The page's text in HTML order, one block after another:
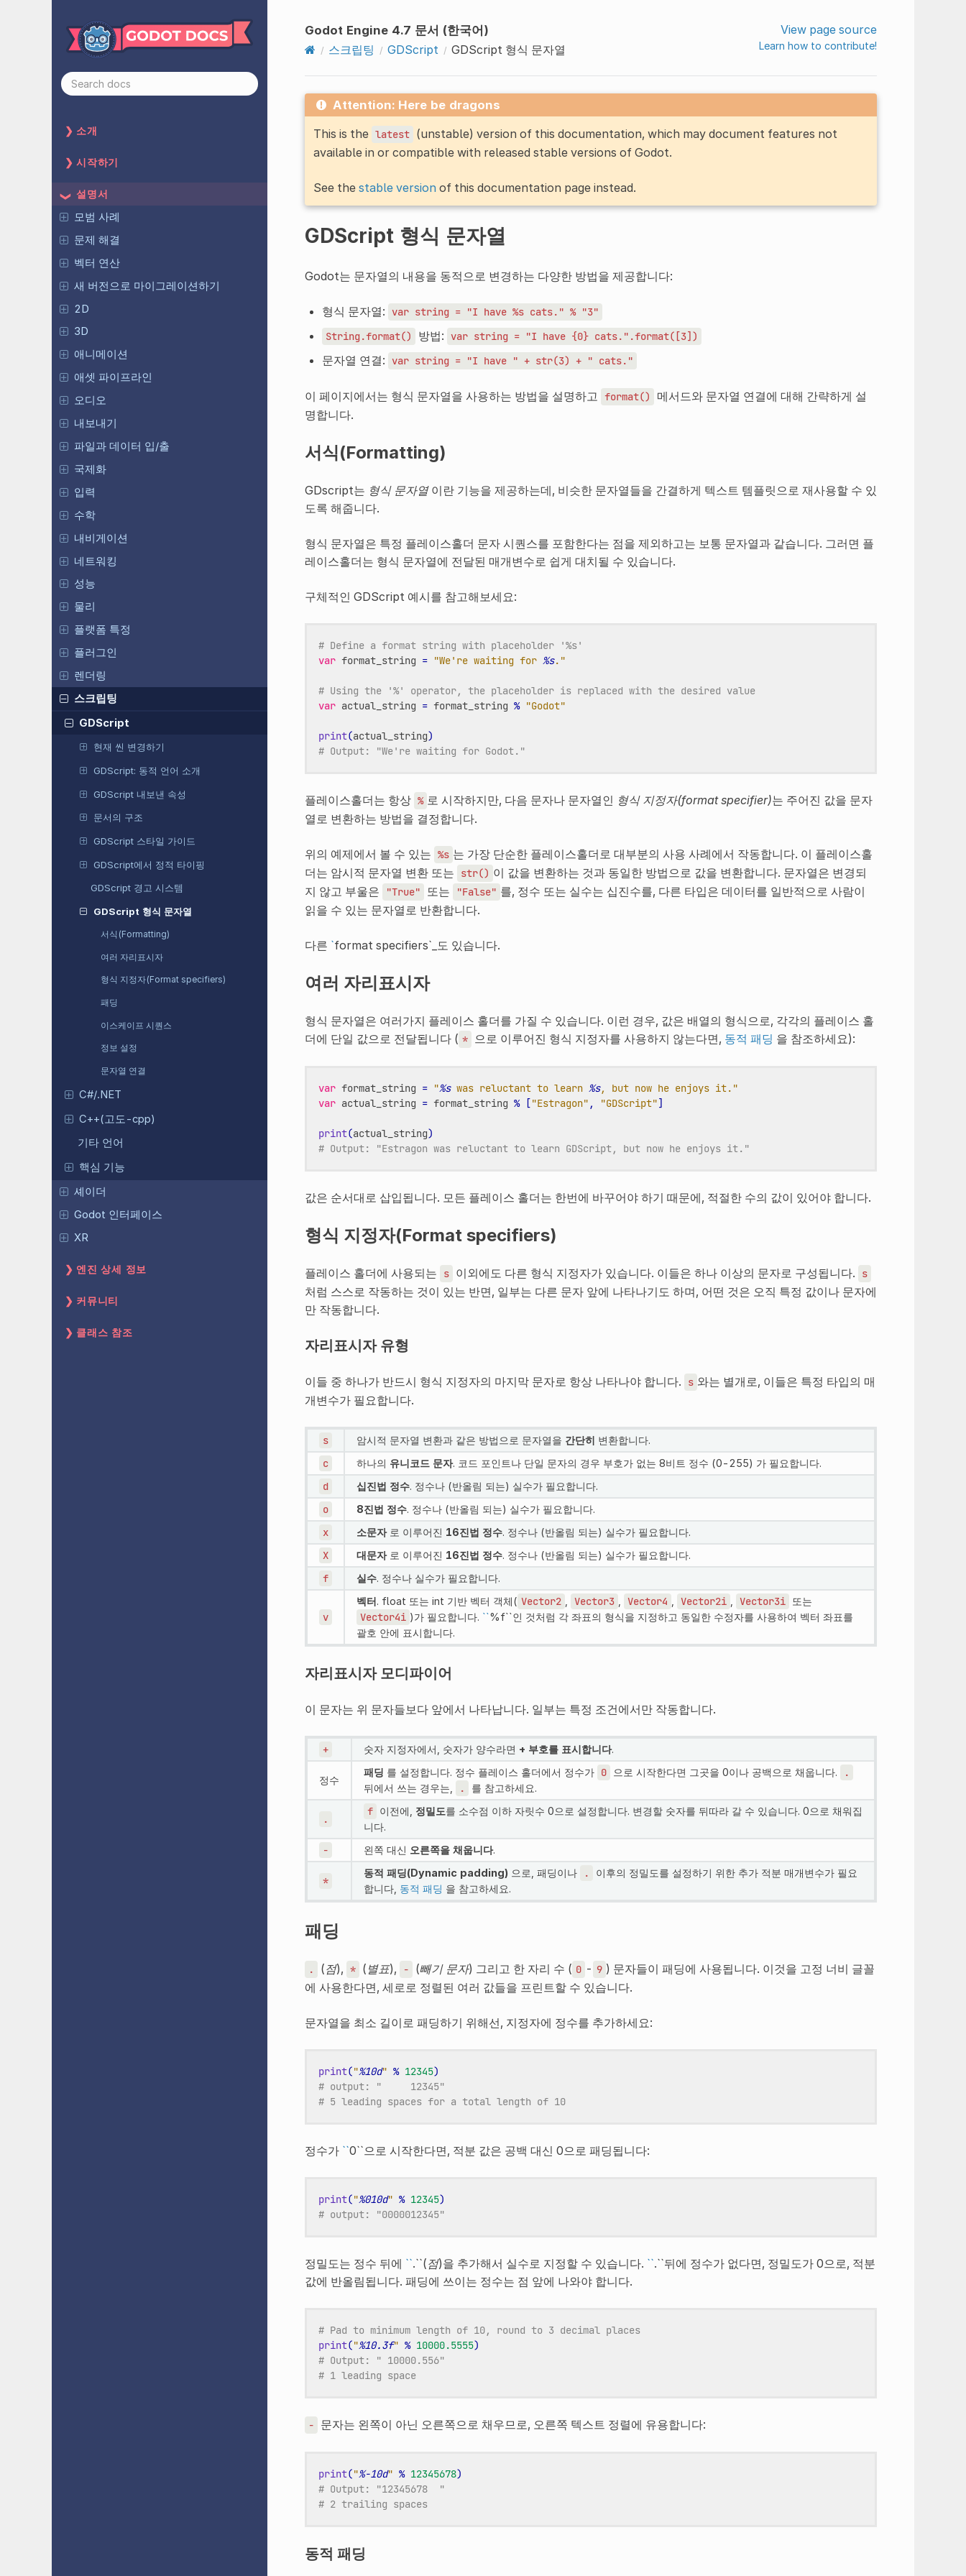
소개
시작하기
설명서
모범 사례
문제 해결
벡터 연산
새 버전으로 마이그레이션하기
2D
3D
애니메이션
애셋 파이프라인
오디오
내보내기
파일과 데이터 입/출
국제화
입력
수학
내비게이션
네트워킹
성능
물리
플랫폼 특정
플러그인
렌더링
스크립팅
GDScript
현재 씬 변경하기
GDScript: 동적 언어 소개
GDScript 내보낸 속성
문서의 구조
GDScript 스타일 가이드
GDScript에서 정적 타이핑
GDScript 경고 시스템
GDScript 형식 문자열
서식(Formatting)
여러 자리표시자
형식 지정자(Format specifiers)
패딩
이스케이프 시퀀스
정보 설정
문자열 연결
C#/.NET
C++(고도-cpp)
기타 언어
핵심 기능
셰이더
Godot 인터페이스
XR
엔진 상세 정보
커뮤니티
클래스 참조
Godot Engine 4.7 문서 (한국어)
스크립팅
GDScript GDScript 형식 문자열
View page source
Learn how to contribute!
Attention: Here be dragons
This is the latest (unstable) version of this documentation, which may document features not
available in or compatible with released stable versions of Godot.
See the stable versionof this documentation page instead.
GDScript 형식 문자열
Godot는 문자열의 내용을 동적으로 변경하는 다양한 방법을 제공합니다:
형식 문자열: var string = "I have %s cats." % "3"
String.format()
방법: var string = "I have {0} cats.".format([3])
문자열 연결: var string = "I have " + str(3) + " cats."
이 페이지에서는 형식 문자열을 사용하는 방법을 설명하고 format()
메서드와 문자열 연결에 대해 간략하게 설
명합니다.
서식(Formatting)
GDscript는 형식 문자열이란 기능을 제공하는데, 비슷한 문자열들을 간결하게 텍스트 템플릿으로 재사용할 수 있
도록 해줍니다.
형식 문자열은 특정 플레이스홀더 문자 시퀀스를 포함한다는 점을 제외하고는 보통 문자열과 같습니다. 그러면 플
레이스홀더는 형식 문자열에 전달된 매개변수로 쉽게 대치될 수 있습니다.
구체적인 GDScript 예시를 참고해보세요:
# Define a format string with placeholder '%s'
var format_string = "We're waiting for %s."
# Using the '%' operator, the placeholder is replaced with the desired value
var actual_string = format_string % "Godot"
print(actual_string)
# Output: "We're waiting for Godot."
플레이스홀더는 항상 % 로 시작하지만, 다음 문자나 문자열인 형식 지정자(format specifier)는 주어진 값을 문자
열로 변환하는 방법을 결정합니다.
위의 예제에서 볼 수 있는 %s 는 가장 단순한 플레이스홀더로 대부분의 사용 사례에서 작동합니다. 이 플레이스홀
더는 암시적 문자열 변환 또는
str() 이 값을 변환하는 것과 동일한 방법으로 값을 변환합니다. 문자열은 변경되
지 않고 부울은
"True" 또는 "False" 를, 정수 또는 실수는 십진수를, 다른 타입은 데이터를 일반적으로 사람이
읽을 수 있는 문자열로 반환합니다.
다른 `format specifiers`_도 있습니다.
여러 자리표시자
형식 문자열은 여러가지 플레이스 홀더를 가질 수 있습니다. 이런 경우, 값은 배열의 형식으로, 각각의 플레이스 홀
더에 단일 값으로 전달됩니다 ( * 으로 이루어진 형식 지정자를 사용하지 않는다면, 동적 패딩 을 참조하세요):
var format_string = "%s was reluctant to learn %s, but now he enjoys it."
var actual_string = format_string % ["Estragon" , "GDScript"]
print(actual_string)
# Output: "Estragon was reluctant to learn GDScript, but now he enjoys it."
값은 순서대로 삽입됩니다. 모든 플레이스 홀더는 한번에 바꾸어야 하기 때문에, 적절한 수의 값이 있어야 합니다.
형식 지정자(Format specifiers)
플레이스 홀더에 사용되는 s 이외에도 다른 형식 지정자가 있습니다. 이들은 하나 이상의 문자로 구성됩니다. s
처럼 스스로 작동하는 것이 있는 반면, 일부는 다른 문자 앞에 나타나기도 하며, 어떤 것은 오직 특정 값이나 문자에
만 작동합니다.
자리표시자 유형
이들 중 하나가 반드시 형식 지정자의 마지막 문자로 항상 나타나야 합니다. s 와는 별개로, 이들은 특정 타입의 매
개변수가 필요합니다.
s 암시적 문자열 변환과 같은 방법으로 문자열을 간단히 변환합니다.
c 하나의 유니코드 문자. 코드 포인트나 단일 문자의 경우 부호가 없는 8비트 정수 (0-255) 가 필요합니다.
d 십진법 정수. 정수나 (반올림 되는) 실수가 필요합니다.
o 8진법 정수. 정수나 (반올림 되는) 실수가 필요합니다.
x 소문자로 이루어진 16진법 정수. 정수나 (반올림 되는) 실수가 필요합니다.
X 대문자로 이루어진 16진법 정수. 정수나 (반올림 되는) 실수가 필요합니다.
f 실수. 정수나 실수가 필요합니다.
v
벡터. float 또는 int 기반 벡터 객체( Vector2 Vector3 Vector4 Vector2i Vector3i 또는
Vector4i )가 필요합니다. ``%f``인 것처럼 각 좌표의 형식을 지정하고 동일한 수정자를 사용하여 벡터 좌표를
괄호 안에 표시합니다.
자리표시자 모디파이어
이 문자는 위 문자들보다 앞에서 나타납니다. 일부는 특정 조건에서만 작동합니다.
+ 숫자 지정자에서, 숫자가 양수라면 + 부호를 표시합니다.
정수
패딩 를 설정합니다. 정수 플레이스 홀더에서 정수가 0 으로 시작한다면 그곳을 0이나 공백으로 채웁니다. .
뒤에서 쓰는 경우는, . 를 참고하세요.
.
f 이전에, 정밀도를 소수점 이하 자릿수 0으로 설정합니다. 변경할 숫자를 뒤따라 갈 수 있습니다. 0으로 채워집
니다.
- 왼쪽 대신 오른쪽을 채웁니다.
*
동적 패딩(Dynamic padding) 으로, 패딩이나 .
이후의 정밀도를 설정하기 위한 추가 적분 매개변수가 필요
합니다, 동적 패딩 을 참고하세요.
패딩
. (점), * ( 별표), - (빼기 문자) 그리고 한 자리 수 ( 0 - 9 ) 문자들이 패딩에 사용됩니다. 이것을 고정 너비 글꼴
에 사용한다면, 세로로 정렬된 여러 값들을 프린트할 수 있습니다.
문자열을 최소 길이로 패딩하기 위해선, 지정자에 정수를 추가하세요:
print("%10d" % 12345)
# output: "     12345"
# 5 leading spaces for a total length of 10
정수가 ``0``으로 시작한다면, 적분 값은 공백 대신 0으로 패딩됩니다:
print("%010d" % 12345)
# output: "0000012345"
정밀도는 정수 뒤에 ``.``(점)을 추가해서 실수로 지정할 수 있습니다. ``.``뒤에 정수가 없다면, 정밀도가 0으로, 적분
값에 반올림됩니다. 패딩에 쓰이는 정수는 점 앞에 나와야 합니다.
# Pad to minimum length of 10, round to 3 decimal places
print("%10.3f" % 10000.5555)
# Output: " 10000.556"
# 1 leading space
- 문자는 왼쪽이 아닌 오른쪽으로 채우므로, 오른쪽 텍스트 정렬에 유용합니다:
print("%-10d" % 12345678)
# Output: "12345678  "
# 2 trailing spaces
동적 패딩